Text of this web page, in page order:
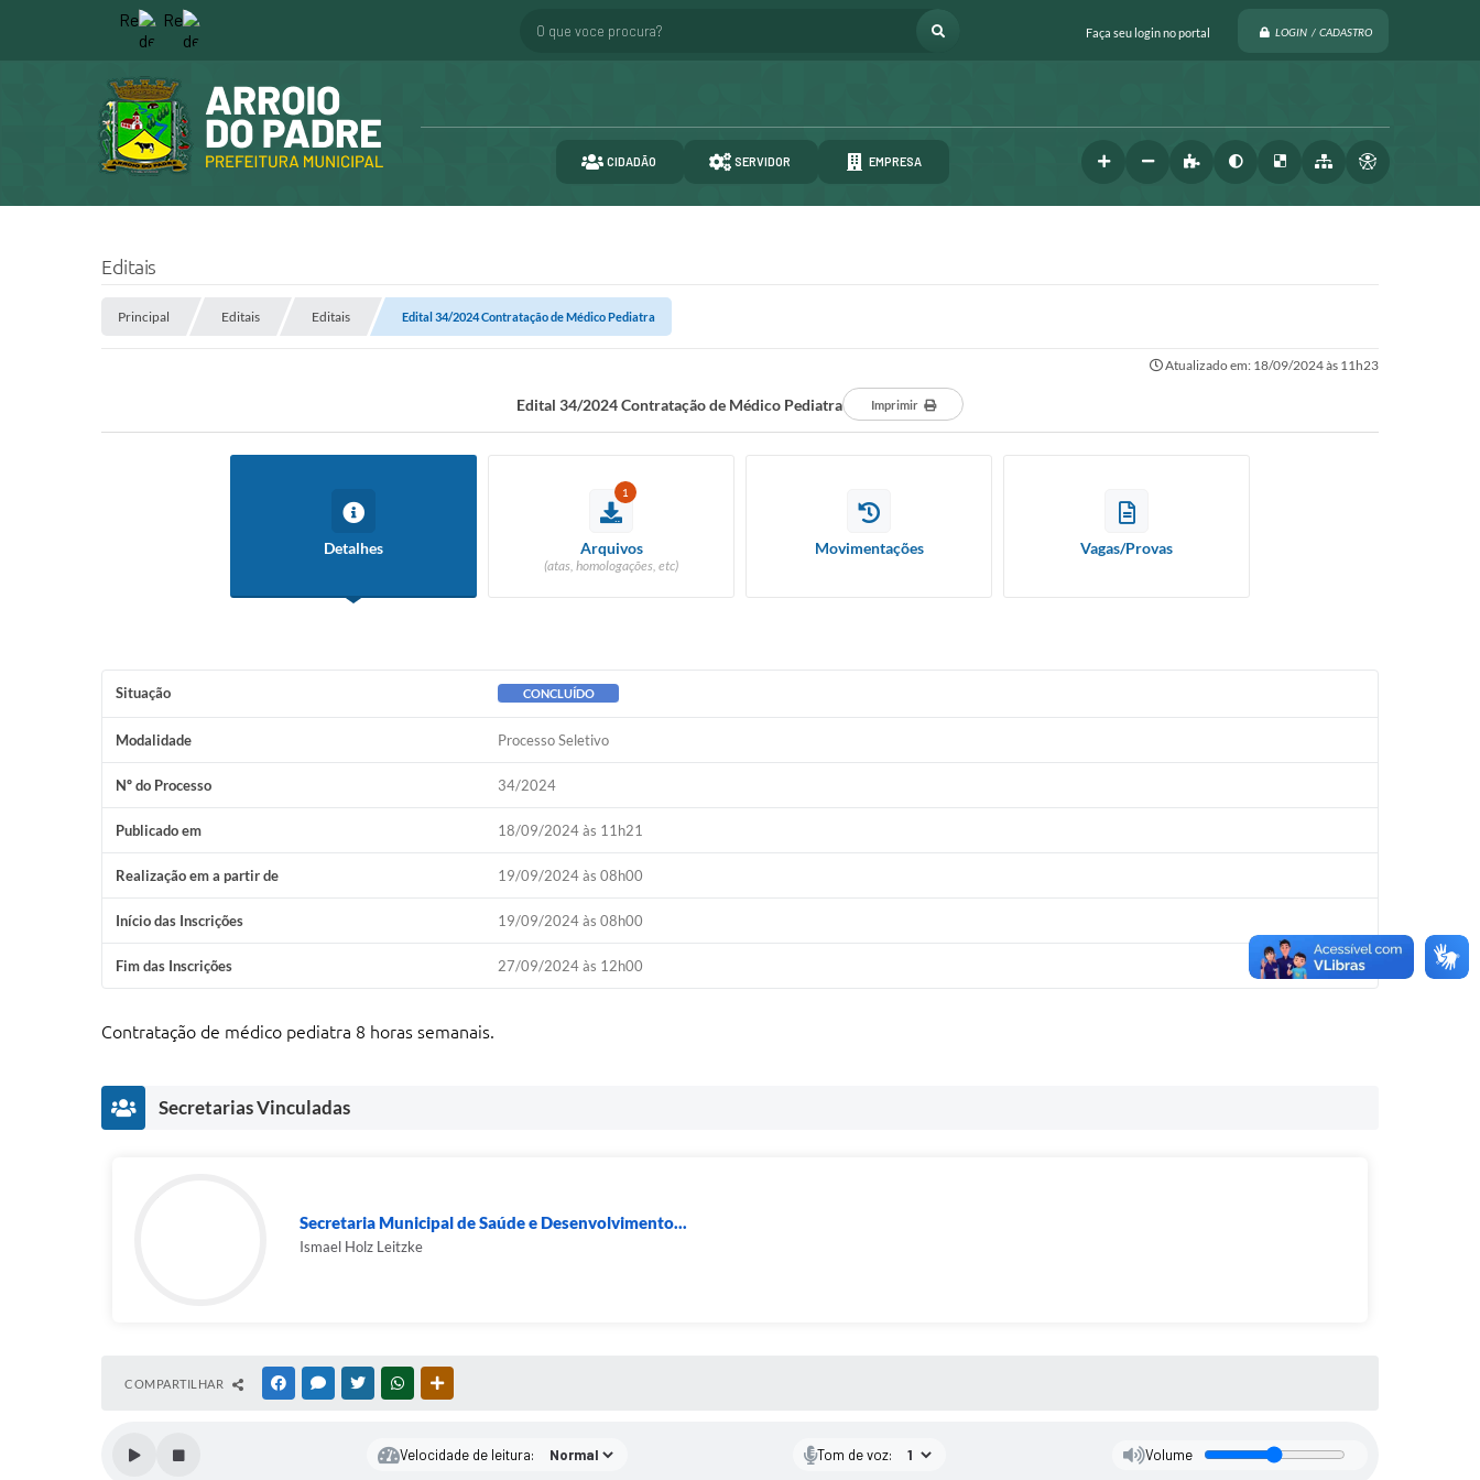
Faça seu login no portal LOGIN / CADASTRO
O que voce procura?
CIDADÃO SERVIDOR EMPRESA
Editais
Principal Editais Editais Edital 34/2024 Contratação de Médico Pediatra
Atualizado em: 18/09/2024 às 11h23
Edital 34/2024 Contratação de Médico Pediatra Imprimir
Detalhes
1
Arquivos
(atas, homologações, etc)
Movimentações Vagas/Provas
Situação CONCLUÍDO
Modalidade Processo Seletivo
Nº do Processo 34/2024
Publicado em 18/09/2024 às 11h21
Realização em a partir de 19/09/2024 às 08h00
Início das Inscrições 19/09/2024 às 08h00
Fim das Inscrições 27/09/2024 às 12h00
Contratação de médico pediatra 8 horas semanais.
Secretarias Vinculadas
Secretaria Municipal de Saúde e Desenvolvimento...
Ismael Holz Leitzke
COMPARTILHAR FACEBOOKMESSENGER
TWITTERWHATSAPP
Velocidade de leitura: Tom de voz: Volume